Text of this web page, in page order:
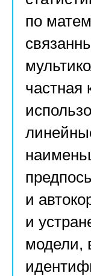
по
и
и
модели,